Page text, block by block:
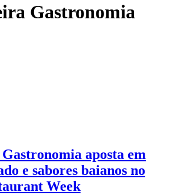
Gastronomia
aposta em
e sabores baianos no
Week